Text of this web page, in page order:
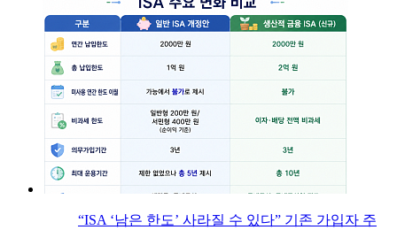
“ISA ‘남은 한도’ 사라질 수 있다” 기존 가입자 주